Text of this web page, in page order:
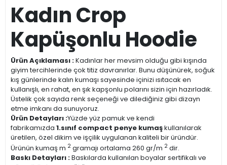
Kadın Crop
Kapüşonlu Hoodie
Ürün Açıklaması :Kadınlar her mevsim olduğu gibi kışında
giyim tercihlerinde çok titiz davranırlar. Bunu düşünürek, soğuk
kış günlerinde kalın kumaşı sayesinde içinizi ısıtacak en
kullanışlı, en rahat, en şık kapşonlu polarını sizin için hazırladık.
Üstelik çok sayıda renk seçeneği ve dilediğiniz gibi dizayn
etme imkanı da sunuyoruz.
Ürün Detayları :Yüzde yüz pamuk ve kendi
fabrikamızda 1.sınıf compact penye kumaşkullanılarak
üretilen, özel dikim ve işçilik uygulanan kaliteli bir üründür.
Ürünün kumaş m 2 gramajı ortalama 260 gr/m 2 dir.
Baskı Detayları :Baskılarda kullanılan boyalar sertifikalı ve